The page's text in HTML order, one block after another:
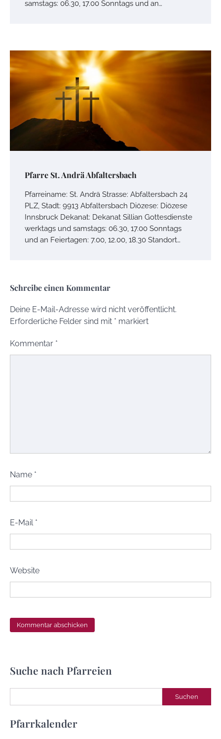
samstags: 06.30, 17.00 Sonntags und an…
Pfarre St. Andrä Abfaltersbach
Pfarreiname: St. Andrä Strasse: Abfaltersbach 24
PLZ, Stadt: 9913 Abfaltersbach Diözese: Diözese
Innsbruck Dekanat: Dekanat Sillian Gottesdienste
werktags und samstags: 06.30, 17.00 Sonntags
und an Feiertagen: 7.00, 12.00, 18.30 Standort…
Schreibe einen Kommentar
Deine E-Mail-Adresse wird nicht veröffentlicht.
Erforderliche Felder sind mit * markiert
Kommentar *
Name *
E-Mail *
Website
Suche nach Pfarreien
Suchen
Pfarrkalender